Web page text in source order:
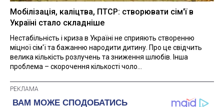
Мобілізація, каліцтва, ПТСР: створювати сім'ї в
Україні стало складніше
Нестабільність і криза в Україні не сприяють створенню
міцної сім'ї та бажанню народити дитину. Про це свідчить
велика кількість розлучень та зниження шлюбів. Інша
проблема – скорочення кількості чоло...